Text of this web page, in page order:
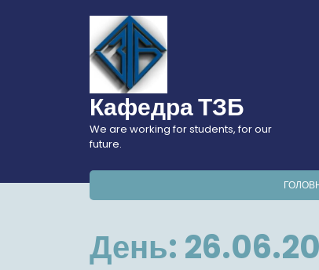
Кафедра ТЗБ
We are working for students, for our
future.
День: